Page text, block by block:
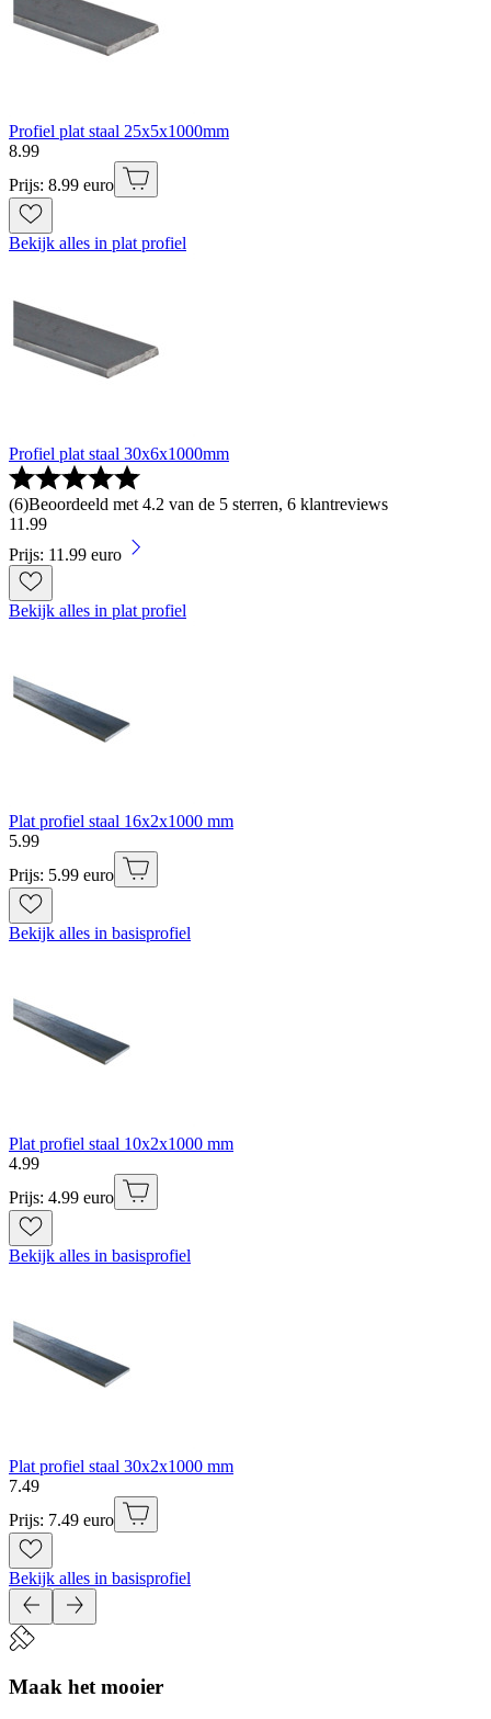
Profiel plat staal 25x5x1000mm
8.99
Prijs: 8.99 euro
Bekijk alles in plat profiel
Profiel plat staal 30x6x1000mm
(6)Beoordeeld met 4.2 van de 5 sterren, 6 klantreviews
11 .99
Prijs: 11.99 euro
Bekijk alles in plat profiel
Plat profiel staal 16x2x1000 mm
5.99
Prijs: 5.99 euro
Bekijk alles in basisprofiel
Plat profiel staal 10x2x1000 mm
4.99
Prijs: 4.99 euro
Bekijk alles in basisprofiel
Plat profiel staal 30x2x1000 mm
7.49
Prijs: 7.49 euro
Bekijk alles in basisprofiel
Maak het mooier